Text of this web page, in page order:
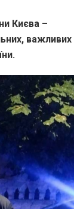
Києва –
важливих